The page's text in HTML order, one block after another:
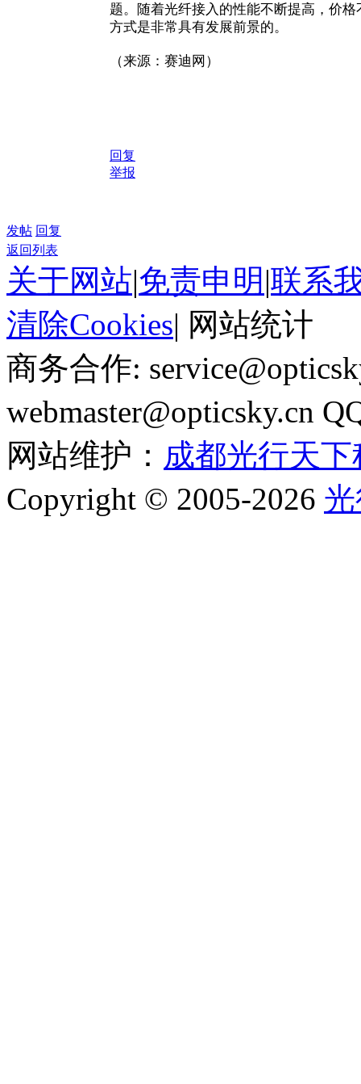
题。随着光纤接入的性能不断提高，价
方式是非常具有发展前景的。
（来源：赛迪网）
回复
举报
发帖 回复
返回列表
关于网站|免责申明 |联系
清除Cookies| 网站统计
商务合作:
webmaster@opticsky.cn
网站维护： 成都光行天
Copyright © 2005-2026